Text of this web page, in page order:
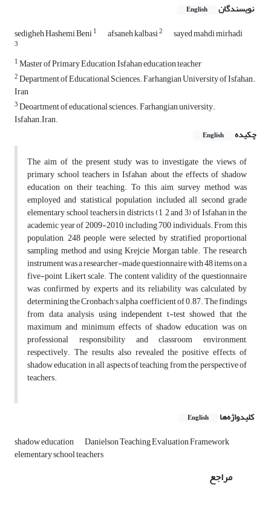
نویسندگان English
sedigheh Hashemi Beni1 afsaneh kalbasi2 sayed mahdi mirhadi
3
1Master of Primary Education, Isfahan education teacher
2Department of Educational Sciences. Farhangian University of Isfahan.
Iran
3Deoartment of educational sciences. Farhangian university.
Isfahan.Iran.
چکیده
English
The aim of the present study was to investigate the views of
primary school teachers in Isfahan about the effects of shadow
education on their teaching. To this aim, survey method was
employed and statistical population included all second grade
elementary school teachers in districts (1, 2 and 3) of Isfahan in the
academic year of 2009-2010 including 700 individuals. From this
population, 248 people were selected by stratified proportional
sampling method and using Krejcie Morgan table. The research
instrument was a researcher-made questionnaire with 48 items on a
five-point Likert scale. The content validity of the questionnaire
was confirmed by experts and its reliability was calculated by
determining the Cronbach's alpha coefficient of 0.87. The findings
from data analysis using independent t-test showed that the
maximum and minimum effects of shadow education was on
professional responsibility and classroom environment,
respectively. The results also revealed the positive effects of
shadow education in all aspects of teaching from the perspective of
teachers.
کلیدواژه‌ها English
shadow education Danielson Teaching Evaluation Framework
elementary school teachers
مراجع